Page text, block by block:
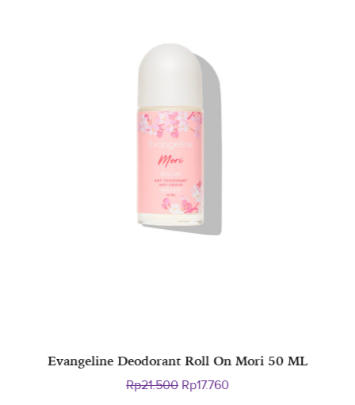
Evangeline Deodorant Roll On Mori 50 ML
Rp21.500 Original
Rp17.760Current